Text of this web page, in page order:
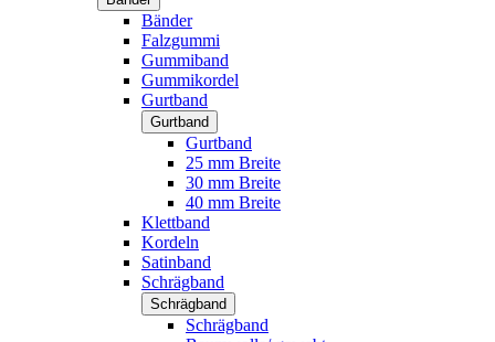
Bänder
Falzgummi
Gummiband
Gummikordel
Gurtband
Gurtband
Gurtband
25 mm Breite
30 mm Breite
40 mm Breite
Klettband
Kordeln
Satinband
Schrägband
Schrägband
Schrägband